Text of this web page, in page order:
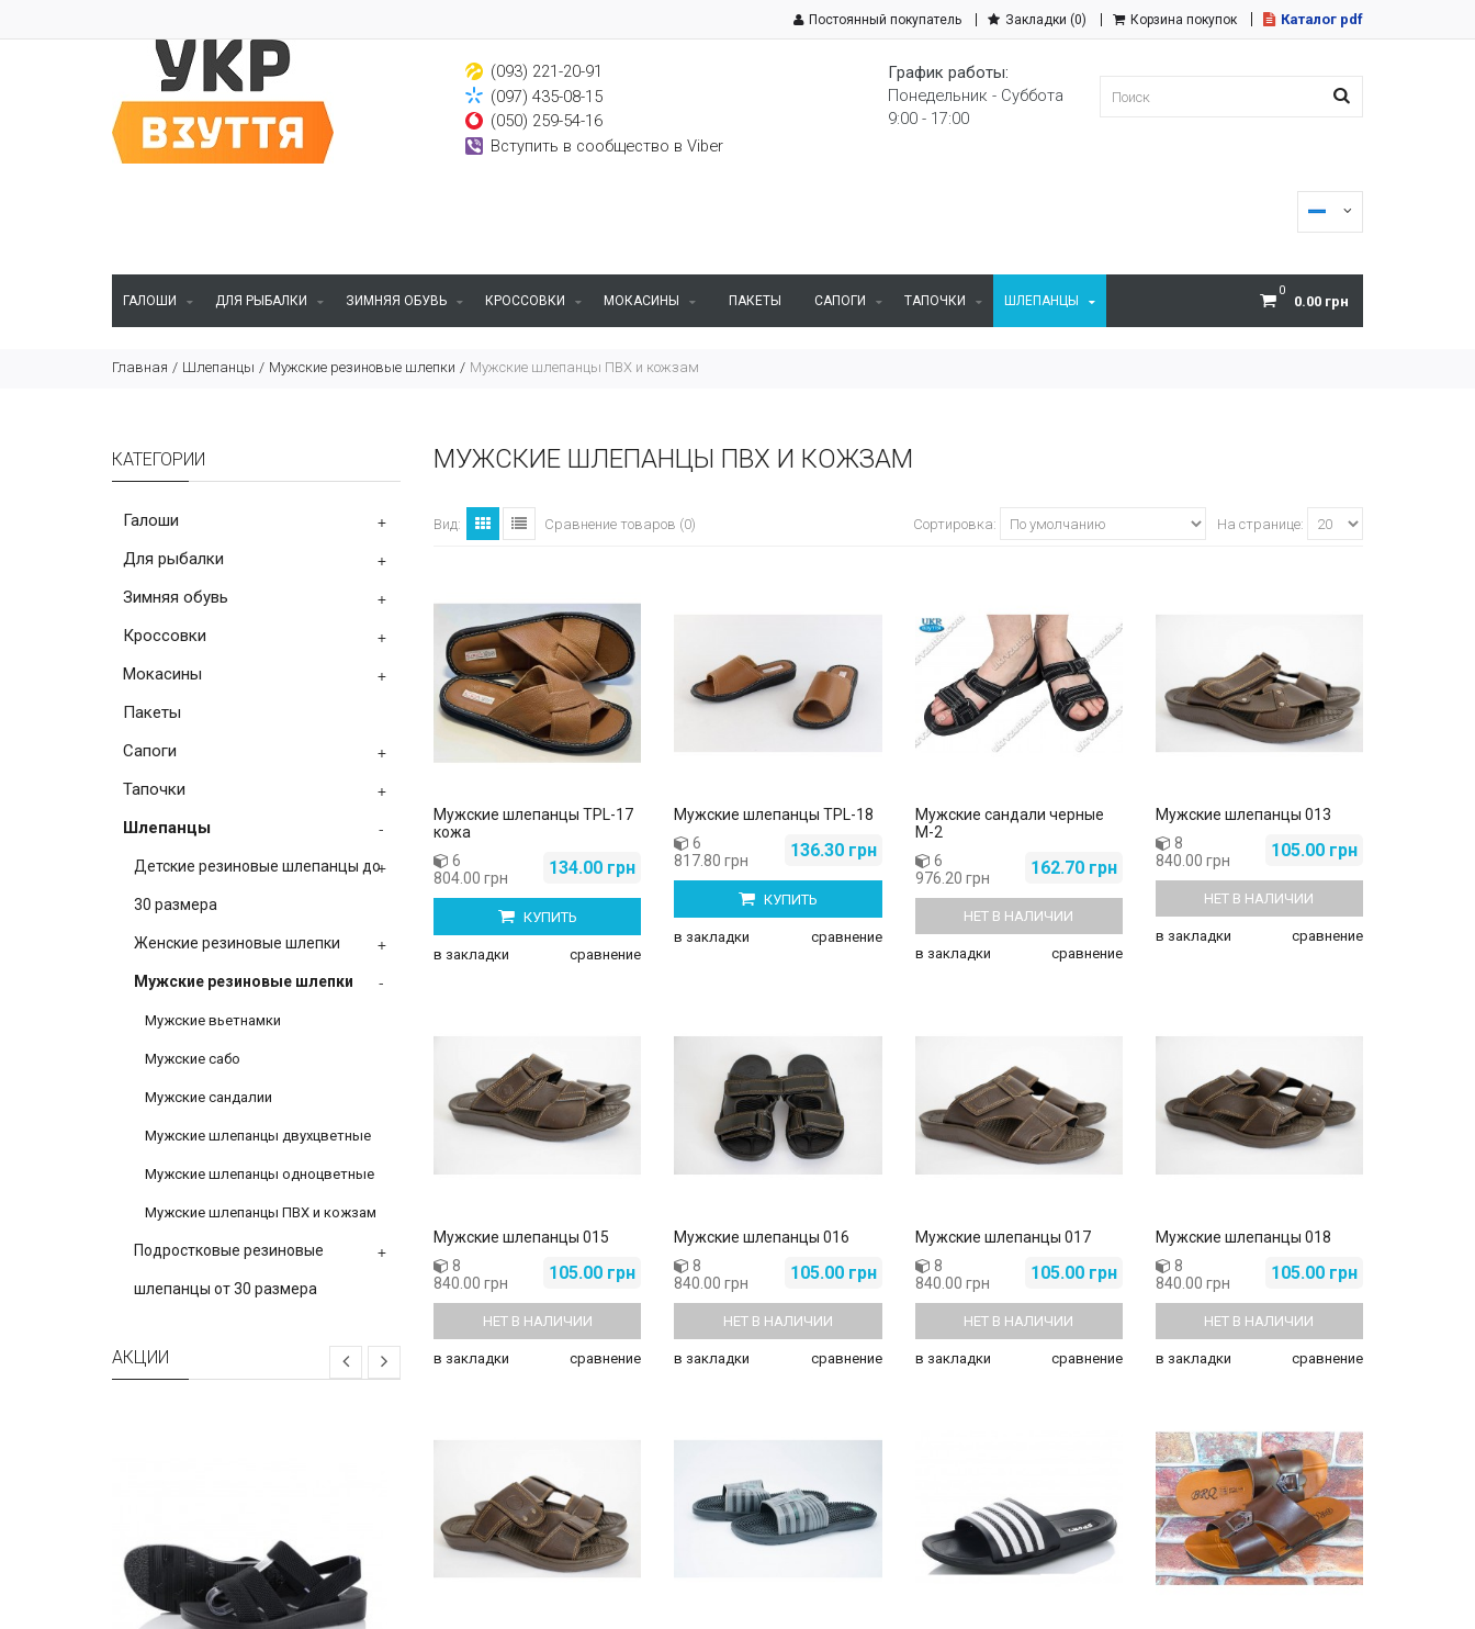
Постоянный покупатель Закладки (0) Корзина покупок Каталог pdf
(093) 221-20-91
(097) 435-08-15
(050) 259-54-16
Вступить в сообщество в Viber
График работы:
Понедельник - Суббота
9:00 - 17:00
0
0.00 грн
ГАЛОШИ ДЛЯ РЫБАЛКИ ЗИМНЯЯ ОБУВЬ КРОССОВКИ МОКАСИНЫ ПАКЕТЫ САПОГИ ТАПОЧКИ ШЛЕПАНЦЫ
Главная Шлепанцы Мужские резиновые шлепки Мужские шлепанцы ПВХ и кожзам
КАТЕГОРИИ
Галоши +
Для рыбалки +
Зимняя обувь +
Кроссовки +
Мокасины +
Пакеты
Сапоги
+
Тапочки +
Шлепанцы -
Детские резиновые шлепанцы до
30 размера
+
Женские резиновые шлепки +
Мужские резиновые шлепки -
Мужские вьетнамки
Мужские сабо
Мужские сандалии
Мужские шлепанцы двухцветные
Мужские шлепанцы одноцветные
Мужские шлепанцы ПВХ и кожзам
Подростковые резиновые
шлепанцы от 30 размера
+
АКЦИИ
МУЖСКИЕ ШЛЕПАНЦЫ ПВХ И КОЖЗАМ
Вид: На странице:
Сортировка:
Сравнение товаров (0)
Мужские шлепанцы TPL-17
кожа
134.00 грн
6
804.00 грн
КУПИТЬ
в закладки сравнение
Мужские шлепанцы TPL-18
136.30 грн
6
817.80 грн
КУПИТЬ
в закладки сравнение
Мужские сандали черные
М-2
162.70 грн
6
976.20 грн
НЕТ В НАЛИЧИИ
в закладки сравнение
Мужские шлепанцы 013
105.00 грн
8
840.00 грн
НЕТ В НАЛИЧИИ
в закладки сравнение
Мужские шлепанцы 015
105.00 грн
8
840.00 грн
НЕТ В НАЛИЧИИ
в закладки сравнение
Мужские шлепанцы 016
105.00 грн
8
840.00 грн
НЕТ В НАЛИЧИИ
в закладки сравнение
Мужские шлепанцы 017
105.00 грн
8
840.00 грн
НЕТ В НАЛИЧИИ
в закладки сравнение
Мужские шлепанцы 018
105.00 грн
8
840.00 грн
НЕТ В НАЛИЧИИ
в закладки сравнение